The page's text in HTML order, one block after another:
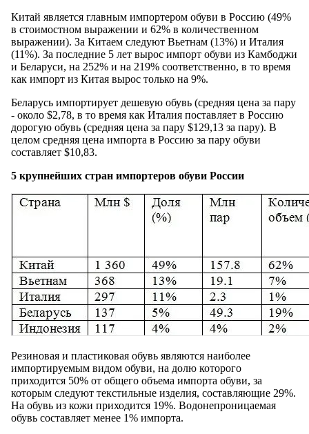
Китай является главным импортером обуви в Россию (49%
в стоимостном выражении и 62% в количественном
выражении). За Китаем следуют Вьетнам (13%) и Италия
(11%). За последние 5 лет вырос импорт обуви из Камбоджи
и Беларуси, на 252% и на 219% соответственно, в то время
как импорт из Китая вырос только на 9%.
Беларусь импортирует дешевую обувь (средняя цена за пару
- около $2,78, в то время как Италия поставляет в Россию
дорогую обувь (средняя цена за пару $129,13 за пару). В
целом средняя цена импорта в Россию за пару обуви
составляет $10,83.
5 крупнейших стран импортеров обуви России
Резиновая и пластиковая обувь являются наиболее
импортируемым видом обуви, на долю которого
приходится 50% от общего объема импорта обуви, за
которым следуют текстильные изделия, составляющие 29%.
На обувь из кожи приходится 19%. Водонепроницаемая
обувь составляет менее 1% импорта.